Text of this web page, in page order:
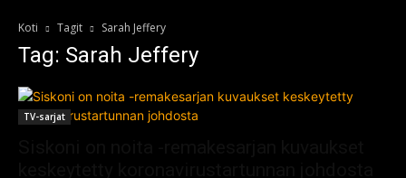
Koti Tagit Sarah Jeffery
Tag: Sarah Jeffery
TV-sarjat